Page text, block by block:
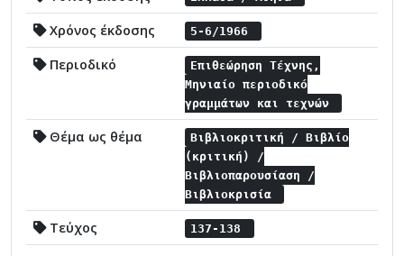
Χρόνος έκδοσης 5-6/1966
Περιοδικό
Επιθεώρηση Τέχνης,
Μηνιαίο περιοδικό
γραμμάτων και τεχνών
Θέμα ως θέμα
Βιβλιοκριτική / Βιβλίο
(κριτική) /
Βιβλιοπαρουσίαση /
Βιβλιοκρισία
Τεύχος 137-138